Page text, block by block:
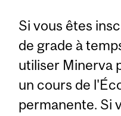
Si vous êtes
de grade à
utiliser Minerva
un cours de
permanente. Si